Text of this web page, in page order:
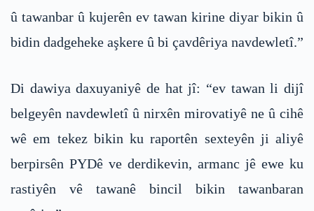
û tawanbar û kujerên ev tawan kirine diyar bikin û
bidin dadgeheke aşkere û bi çavdêriya navdewletî.”
Di dawiya daxuyaniyê de hat jî: “ev tawan li dijî
belgeyên navdewletî û nirxên mirovatiyê ne û cihê
wê em tekez bikin ku raportên sexteyên ji aliyê
berpirsên PYDê ve derdikevin, armanc jê ewe ku
rastiyên vê tawanê bincil bikin tawanbaran